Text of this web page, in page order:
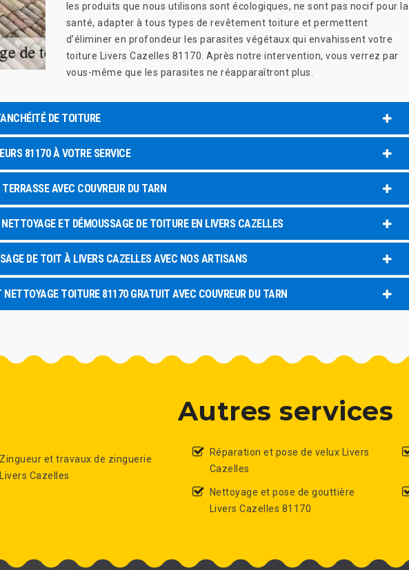
les produits que nous utilisons sont écologiques, ne sont pas nocif pour la
santé, adapter à tous types de revêtement toiture et permettent
d’éliminer en profondeur les parasites végétaux qui envahissent votre
toiture Livers Cazelles 81170. Après notre intervention, vous verrez par
vous-même que les parasites ne réapparaîtront plus.
DE TOITURE
81170 À VOTRE SERVICE
AVEC COUVREUR DU TARN
NETTOYAGE ET DÉMOUSSAGE DE TOITURE EN LIVERS CAZELLES
DE TOIT À LIVERS CAZELLES AVEC NOS ARTISANS
NETTOYAGE TOITURE 81170 GRATUIT AVEC COUVREUR DU TARN
Autres services
Zingueur et travaux de zinguerie
Livers Cazelles
Réparation et pose de velux Livers
Cazelles
Nettoyage et pose de gouttière
Livers Cazelles 81170